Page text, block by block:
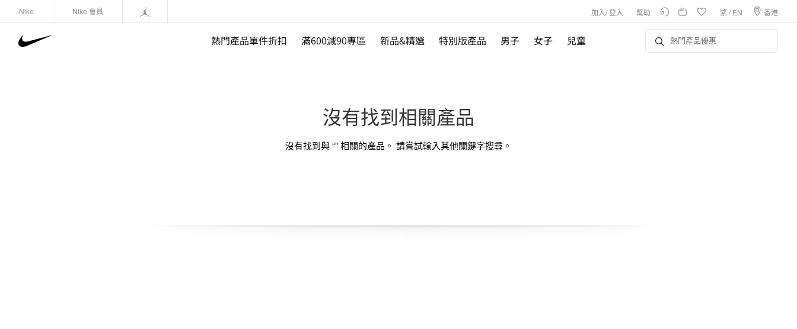
Nike Nike 會員 加入/登入 幫助 繁/ EN 香港
熱門產品單件折扣 滿600減90專區 新品&精選 特別版產品 男子 女子 兒童
沒有找到相關產品
沒有找到與 “” 相關的產品。 請嘗試輸入其他關鍵字搜尋。